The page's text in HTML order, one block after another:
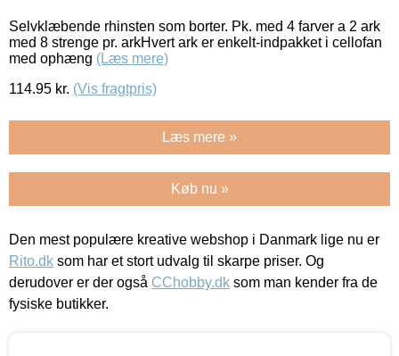
Selvklæbende rhinsten som borter. Pk. med 4 farver a 2 ark
med 8 strenge pr. arkHvert ark er enkelt-indpakket i cellofan
med ophæng (Læs mere)
114.95 kr. (Vis fragtpris)
Læs mere »
Køb nu »
Den mest populære kreative webshop i Danmark lige nu er
Rito.dk som har et stort udvalg til skarpe priser. Og
derudover er der også CChobby.dk som man kender fra de
fysiske butikker.